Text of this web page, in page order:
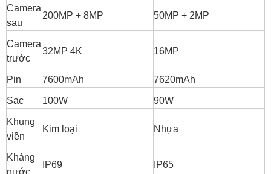
Camera
sau
200MP + 8MP 50MP + 2MP
Camera
trước
32MP 4K 16MP
Pin 7600mAh 7620mAh
Sạc 100W 90W
Khung
viền
Kim loại Nhựa
Kháng
nước
IP69 IP65